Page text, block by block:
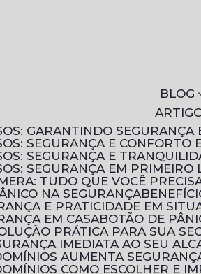
BLOG
GARANTINDO SEGURANÇA
SEGURANÇA E CONFORTO
SEGURANÇA E
SEGURANÇA EM PRIMEIRO
TUDO QUE VOCÊ
NA SEGURANÇA
E PRATICIDADE EM
EM CASA
BOTÃO DE
PRÁTICA PARA SUA
IMEDIATA AO SEU
AUMENTA
COMO ESCOLHER E